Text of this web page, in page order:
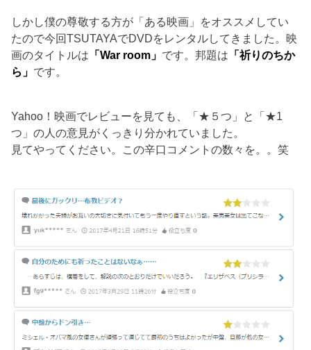
しかし僕の尊敬する方が「ある映画」をオススメしてい
たので今回TSUTAYAでDVDをレンタルしてきました。映
画のタイトルは 「War room」 です。邦題は 「祈りのちか
ら」 です。
Yahoo！映画でレビューを見ても、「★５つ」と「★1
つ」の人の意見がくっきり分かれていました。
見てやってください。この辛口コメントの数々を。。笑